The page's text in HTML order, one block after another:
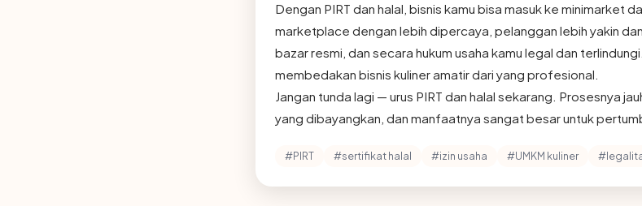
Dengan PIRT dan halal, bisnis kamu bisa masuk ke minimarket
marketplace dengan lebih dipercaya, pelanggan lebih yakin
bazar resmi, dan secara hukum usaha kamu legal dan
membedakan bisnis kuliner amatir dari yang profesional.
Jangan tunda lagi — urus PIRT dan halal sekarang. Prosesnya
yang dibayangkan, dan manfaatnya sangat besar untuk
#PIRT #sertifikat halal #izin usaha #UMKM kuliner